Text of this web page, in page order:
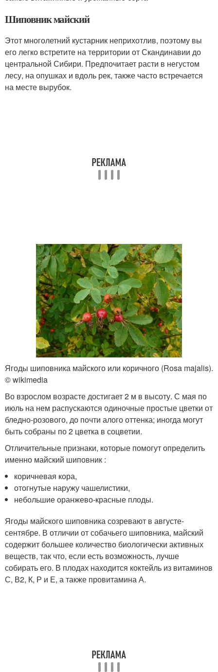
Шиповник майский
Этот многолетний кустарник неприхотлив, поэтому вы
его легко встретите на территории от Скандинавии до
центральной Сибири. Предпочитает расти в негустом
лесу, на опушках и вдоль рек, также часто встречается
на месте вырубок.
Ягоды шиповника майского или коричного (Rosa majalis).
© wikimedia
Во взрослом возрасте достигает 2 м в высоту. С мая по
июль на нем распускаются одиночные простые цветки от
бледно-розового, до почти алого оттенка; иногда могут
быть собраны по 2 цветка в соцветии.
Отличительные признаки, которые помогут определить
именно майский шиповник :
коричневая кора,
отогнутые наружу чашелистики,
небольшие оранжево-красные плоды.
Ягоды майского шиповника созревают в августе-
сентябре. В отличии от собачьего шиповника, майский
содержит большее количество биологически активных
веществ, так что, если есть возможность, лучше
собирать его. В плодах находится коктейль из витаминов
С, В2, К, Р и Е, а также провитамина А.